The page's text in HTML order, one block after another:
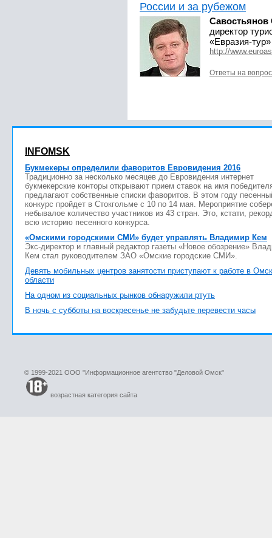
России и за рубежом
Савостьянов
директор
«Евразия-тур»
http://
Ответы на
INFOMSK
Букмекеры определили фаворитов Евровидения 2016
Традиционно за несколько месяцев до Евровидения интернет
букмекерские конторы открывают прием ставок на имя
предлагают собственные списки фаворитов. В этом году
конкурс пройдет в Стокгольме с 10 по 14 мая. Мероприятие
небывалое количество участников из 43 стран. Это, кстати,
всю историю песенного конкурса.
«Омскими городскими СМИ» будет управлять Владимир Кем
Экс-директор и главный редактор газеты «Новое обозрение»
Кем стал руководителем ЗАО «Омские городские СМИ».
Девять мобильных центров занятости приступают к работе в
области
На одном из социальных рынков обнаружили ртуть
В ночь с субботы на воскресенье не забудьте перевести часы
© 1999-2021 ООО "Информационное агентство "Деловой Омск"
возрастная категория сайта